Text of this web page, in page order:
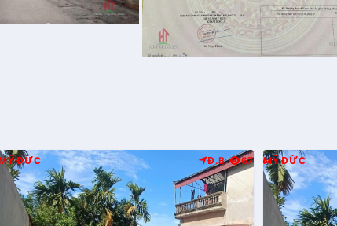
ĐỨC Đ.B 67 MỸ ĐỨC